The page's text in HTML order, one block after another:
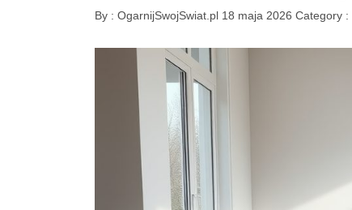
By : OgarnijSwojSwiat.pl 18 maja 2026 Category :